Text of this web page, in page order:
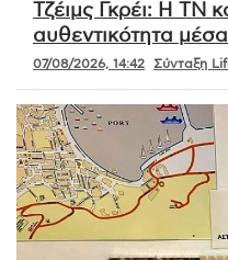
Τζέιμς Γκρέι: Η ΤΝ
αυθεντικότητα
07/08/2026, 14:42 Σύνταξη